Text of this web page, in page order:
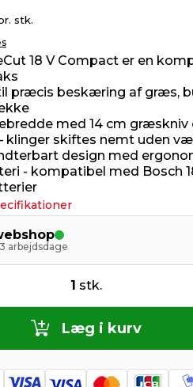
stk.
18 V Compact er en
præcis beskæring af græs,
med 14 cm græskniv
klinger skiftes nemt uden
design med
- kompatibel med Bosch
arbejdsdage
1 stk.
Læg i kurv